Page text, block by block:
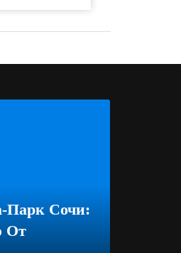
Сочи:
От